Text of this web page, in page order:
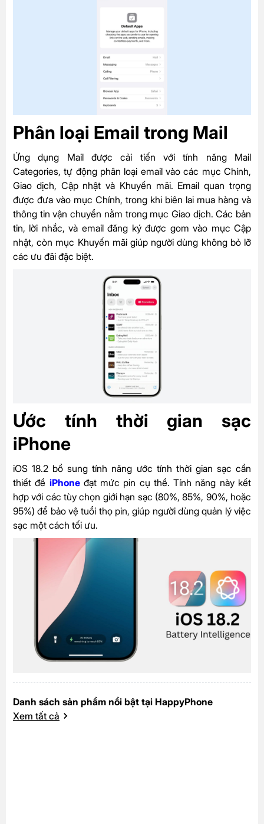
Phân loại Email trong Mail
Ứng dụng Mail được cải tiến với tính năng Mail
Categories, tự động phân loại email vào các mục Chính,
Giao dịch, Cập nhật và Khuyến mãi. Email quan trọng
được đưa vào mục Chính, trong khi biên lai mua hàng và
thông tin vận chuyển nằm trong mục Giao dịch. Các bản
tin, lời nhắc, và email đăng ký được gom vào mục Cập
nhật, còn mục Khuyến mãi giúp người dùng không bỏ lỡ
các ưu đãi đặc biệt.
Ước tính thời gian sạc
iPhone
iOS 18.2 bổ sung tính năng ước tính thời gian sạc cần
thiết để iPhoneđạt mức pin cụ thể. Tính năng này kết
hợp với các tùy chọn giới hạn sạc (80%, 85%, 90%, hoặc
95%) để bảo vệ tuổi thọ pin, giúp người dùng quản lý việc
sạc một cách tối ưu.
Danh sách sản phẩm nổi bật tại HappyPhone
Xem tất cả